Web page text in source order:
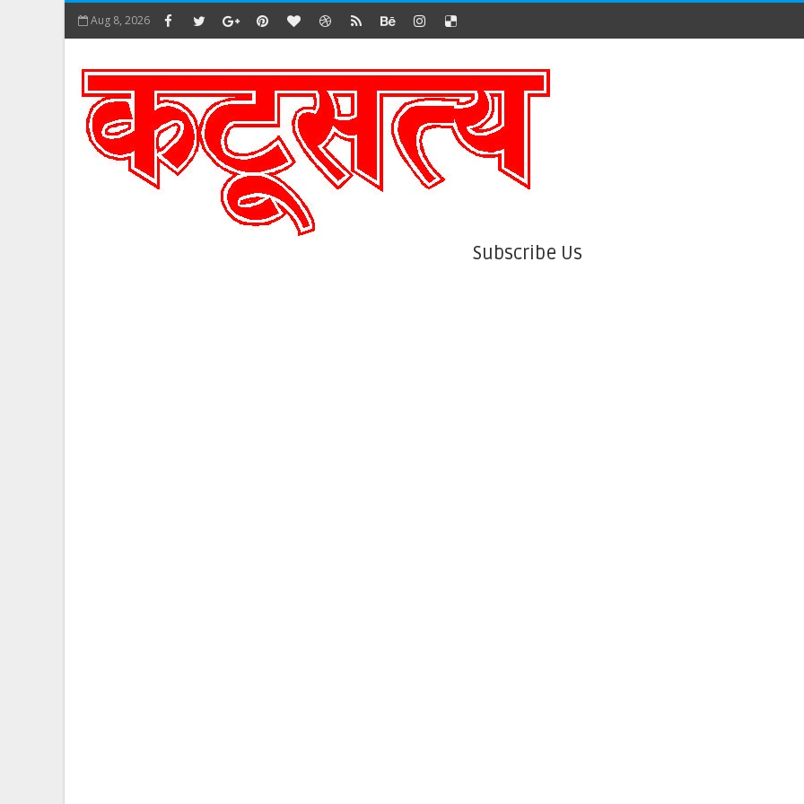
Aug 8, 2026
Subscribe Us